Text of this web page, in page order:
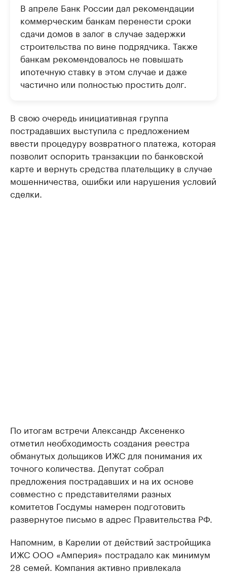
В апреле Банк России дал рекомендации
коммерческим банкам перенести сроки
сдачи домов в залог в случае задержки
строительства по вине подрядчика. Также
банкам рекомендовалось не повышать
ипотечную ставку в этом случае и даже
частично или полностью простить долг.
В свою очередь инициативная группа
пострадавших выступила с предложением
ввести процедуру возвратного платежа, которая
позволит оспорить транзакции по банковской
карте и вернуть средства плательщику в случае
мошенничества, ошибки или нарушения условий
сделки.
По итогам встречи Александр Аксененко
отметил необходимость создания реестра
обманутых дольщиков ИЖС для понимания их
точного количества. Депутат собрал
предложения пострадавших и на их основе
совместно с представителями разных
комитетов Госдумы намерен подготовить
развернутое письмо в адрес Правительства РФ.
Напомним, в Карелии от действий застройщика
ИЖС ООО «Амперия» пострадало как минимум
28 семей. Компания активно привлекала